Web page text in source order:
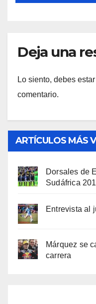
Deja una
Lo siento, debes estar
comentario.
ARTÍCULOS MÁS
Dorsales de
Sudáfrica
Entrevista al
Márquez se
carrera